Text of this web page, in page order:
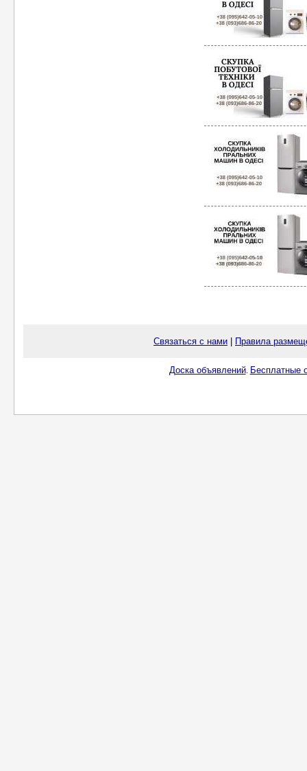
Связаться с нами Правила
Доска объявлений. Бесплатные